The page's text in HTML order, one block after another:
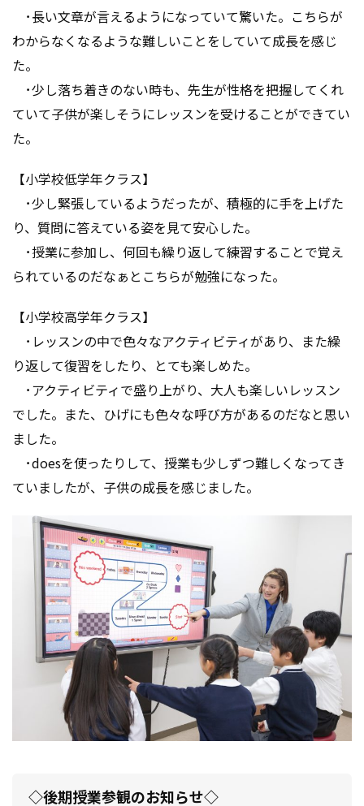
･長い文章が言えるようになっていて驚いた。こちらが
わからなくなるような難しいことをしていて成長を感じ
た。
･少し落ち着きのない時も、先生が性格を把握してくれ
ていて子供が楽しそうにレッスンを受けることができてい
た。
【小学校低学年クラス】
･少し緊張しているようだったが、積極的に手を上げた
り、質問に答えている姿を見て安心した。
･授業に参加し、何回も繰り返して練習することで覚え
られているのだなぁとこちらが勉強になった。
【小学校高学年クラス】
･レッスンの中で色々なアクティビティがあり、また繰
り返して復習をしたり、とても楽しめた。
･アクティビティで盛り上がり、大人も楽しいレッスン
でした。また、ひげにも色々な呼び方があるのだなと思い
ました。
･doesを使ったりして、授業も少しずつ難しくなってき
ていましたが、子供の成長を感じました。
◇後期授業参観のお知らせ◇